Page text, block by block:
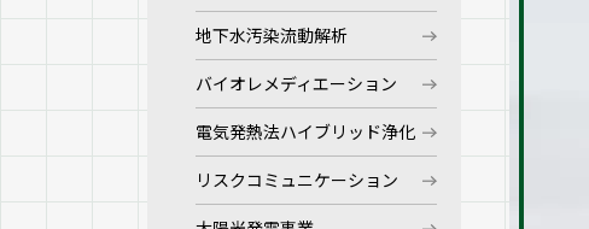
地下水汚染流動解析
バイオレメディエーション
電気発熱法ハイブリッド浄化
リスクコミュニケーション